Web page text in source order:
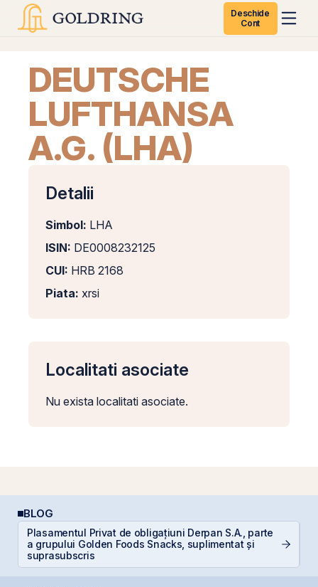
Deschide
Cont
DEUTSCHE
LUFTHANSA
A.G. (LHA)
Detalii
Simbol: LHA
ISIN: DE0008232125
CUI: HRB 2168
Piata: xrsi
Localitati asociate
Nu exista localitati asociate.
BLOG
Plasamentul Privat de obligațiuni Derpan S.A., parte
a grupului Golden Foods Snacks, suplimentat și
suprasubscris